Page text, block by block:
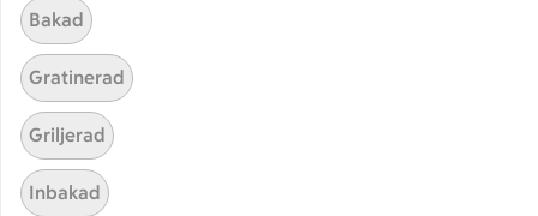
Bakad
Gratinerad
Griljerad
Inbakad